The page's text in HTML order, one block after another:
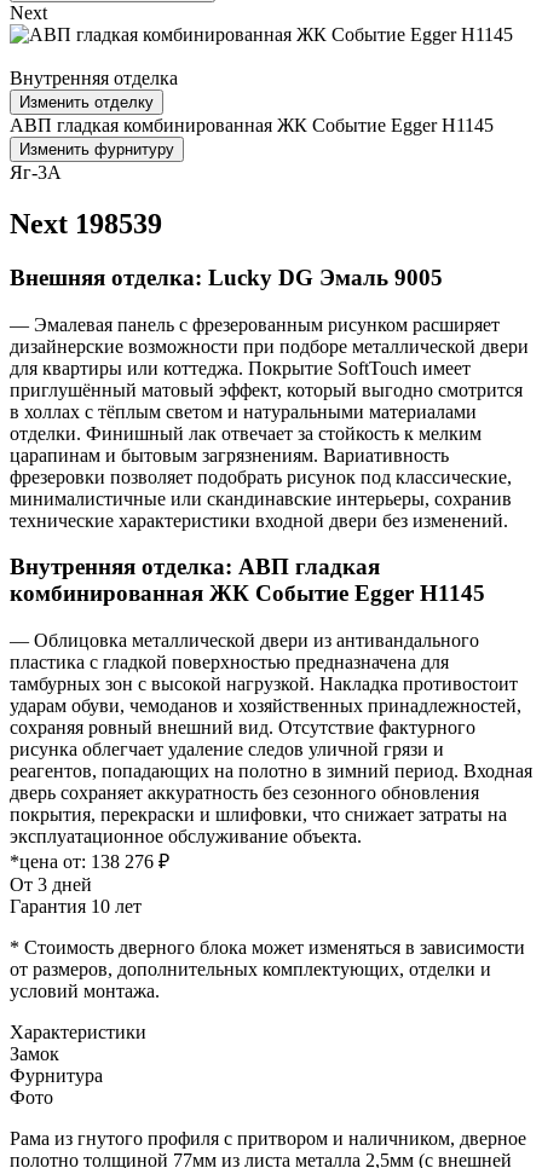
Next
Внутренняя отделка
Изменить отделку
АВП гладкая комбинированная ЖК Событие Egger H1145
Изменить фурнитуру
Яг-3А
Next 198539
Внешняя отделка: Lucky DG Эмаль 9005
— Эмалевая панель с фрезерованным рисунком расширяет
дизайнерские возможности при подборе металлической двери
для квартиры или коттеджа. Покрытие SoftTouch имеет
приглушённый матовый эффект, который выгодно смотрится
в холлах с тёплым светом и натуральными материалами
отделки. Финишный лак отвечает за стойкость к мелким
царапинам и бытовым загрязнениям. Вариативность
фрезеровки позволяет подобрать рисунок под классические,
минималистичные или скандинавские интерьеры, сохранив
технические характеристики входной двери без изменений.
Внутренняя отделка: АВП гладкая
комбинированная ЖК Событие Egger H1145
— Облицовка металлической двери из антивандального
пластика с гладкой поверхностью предназначена для
тамбурных зон с высокой нагрузкой. Накладка противостоит
ударам обуви, чемоданов и хозяйственных принадлежностей,
сохраняя ровный внешний вид. Отсутствие фактурного
рисунка облегчает удаление следов уличной грязи и
реагентов, попадающих на полотно в зимний период. Входная
дверь сохраняет аккуратность без сезонного обновления
покрытия, перекраски и шлифовки, что снижает затраты на
эксплуатационное обслуживание объекта.
*цена от: 138 276 ₽
От 3 дней
Гарантия 10 лет
* Стоимость дверного блока может изменяться в зависимости
от размеров, дополнительных комплектующих, отделки и
условий монтажа.
Характеристики
Замок
Фурнитура
Фото
Рама из гнутого профиля с притвором и наличником, дверное
полотно толщиной 77мм из листа металла 2,5мм (с внешней